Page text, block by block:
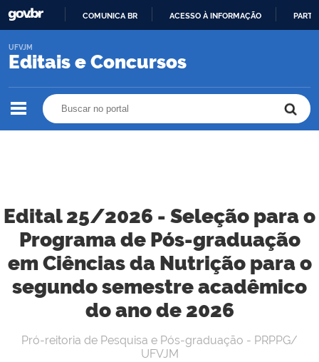
O
COMUNICA BR ACESSO À INFORMAÇÃO
Editais e Concursos
UFVJM
Edital 25/2026 - Seleção para o
Programa de Pós-graduação
em Ciências da Nutrição para o
segundo semestre acadêmico
do ano de 2026
Pró-reitoria de Pesquisa e Pós-graduação - PRPPG/
UFVJM